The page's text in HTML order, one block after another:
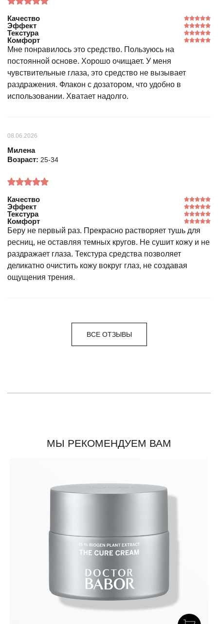
Качество
Эффект
Текстура
Комфорт
Мне понравилось это средство. Пользуюсь на
постоянной основе. Хорошо очищает. У меня
чувствительные глаза, это средство не вызывает
раздражения. Флакон с дозатором, что удобно в
использовании. Хватает надолго.
08.06.2026
Милена
Возраст: 25-34
Качество
Эффект
Текстура
Комфорт
Беру не первый раз. Прекрасно растворяет тушь для
ресниц, не оставляя темных кругов. Не сушит кожу и не
раздражает глаза. Текстура средства позволяет
деликатно очистить кожу вокруг глаз, не создавая
ощущения трения.
ВСЕ ОТЗЫВЫ
МЫ РЕКОМЕНДУЕМ ВАМ